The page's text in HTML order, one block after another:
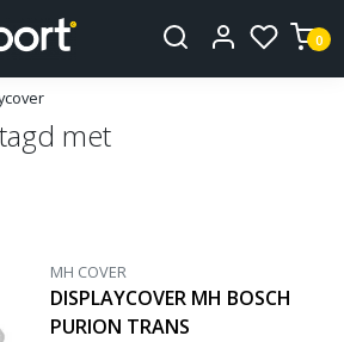
0
met
MH COVER
DISPLAYCOVER MH BOSCH
PURION TRANS